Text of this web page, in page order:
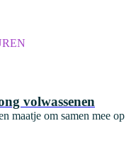
volwassenen
maatje om samen mee op